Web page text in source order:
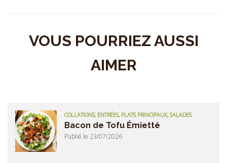
VOUS POURRIEZ AUSSI
AIMER
COLLATIONS, ENTRÉES, PLATS PRINCIPAUX, SALADES
Bacon de Tofu Émietté
Publié le 23/07/2026